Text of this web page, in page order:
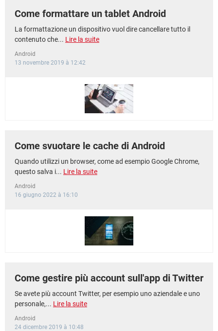
Come formattare un tablet Android
La formattazione un dispositivo vuol dire cancellare tutto il
contenuto che... Lire la suite
Android
13 novembre 2019 à 12:42
Come svuotare le cache di Android
Quando utilizzi un browser, come ad esempio Google Chrome,
questo salva i... Lire la suite
Android
16 giugno 2022 à 16:10
Come gestire più account sull'app di Twitter
Se avete più account Twitter, per esempio uno aziendale e uno
personale,... Lire la suite
Android
24 dicembre 2019 à 10:48